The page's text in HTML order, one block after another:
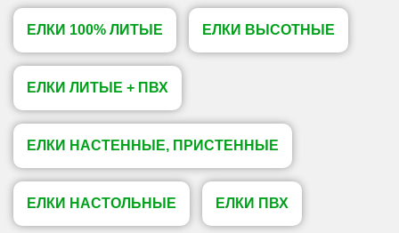
ЕЛКИ 100% ЛИТЫЕ ЕЛКИ ВЫСОТНЫЕ
ЕЛКИ ЛИТЫЕ + ПВХ
ЕЛКИ НАСТЕННЫЕ, ПРИСТЕННЫЕ
ЕЛКИ НАСТОЛЬНЫЕ ЕЛКИ ПВХ